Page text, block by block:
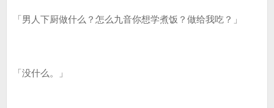
「男人下厨做什么？怎么九音你想学煮饭？做给我吃？」
「没什么。」